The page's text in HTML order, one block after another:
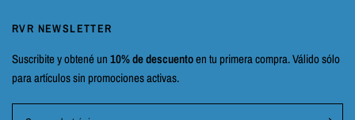
RVR NEWSLETTER
Suscribite y obtené un10% de descuentoen tu primera compra. Válido sólo
para artículos sin promociones activas.